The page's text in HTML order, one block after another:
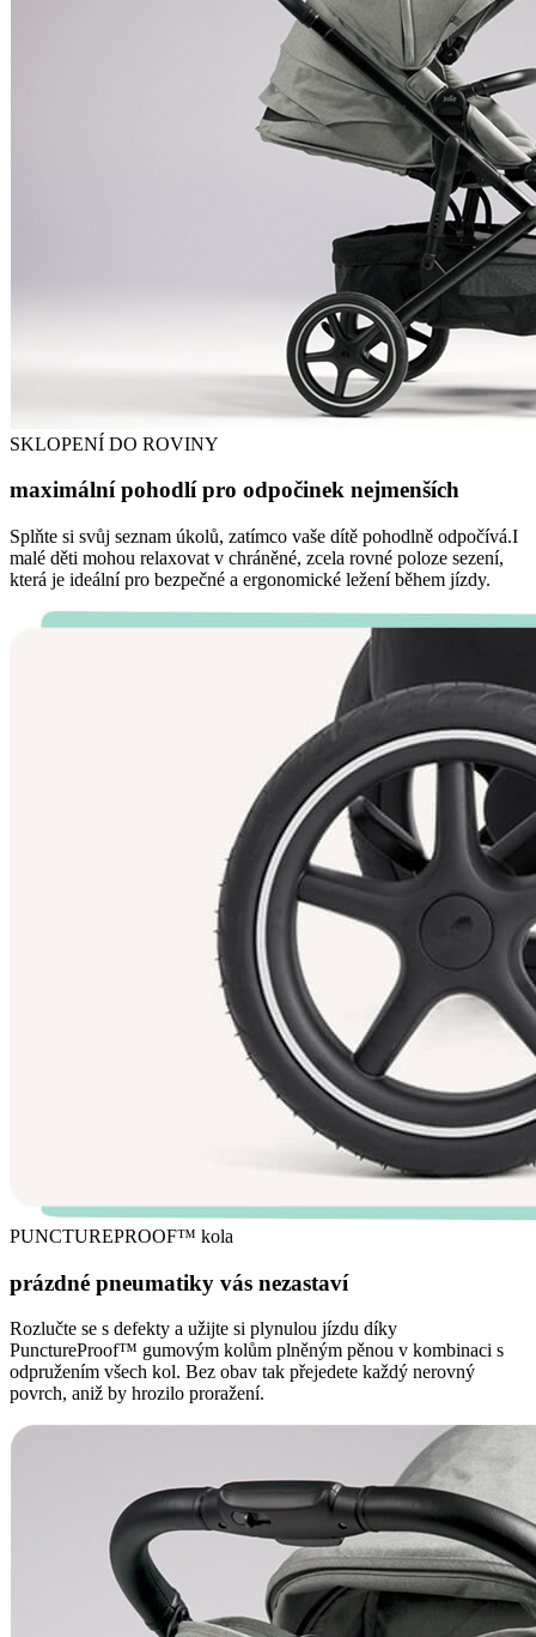
SKLOPENÍ DO ROVINY
maximální pohodlí pro odpočinek nejmenších
Splňte si svůj seznam úkolů, zatímco vaše dítě pohodlně odpočívá.I
malé děti mohou relaxovat v chráněné, zcela rovné poloze sezení,
která je ideální pro bezpečné a ergonomické ležení během jízdy.
PUNCTUREPROOF™ kola
prázdné pneumatiky vás nezastaví
Rozlučte se s defekty a užijte si plynulou jízdu díky
PunctureProof™ gumovým kolům plněným pěnou v kombinaci s
odpružením všech kol. Bez obav tak přejedete každý nerovný
povrch, aniž by hrozilo proražení.